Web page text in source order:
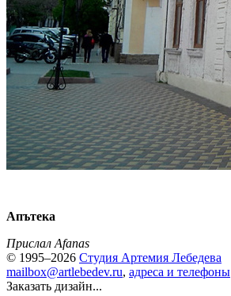
Апътека
Прислал Afanas
© 1995–2026 Студия Артемия Лебедева
mailbox@artlebedev.ru, адреса и телефоны
Заказать дизайн...